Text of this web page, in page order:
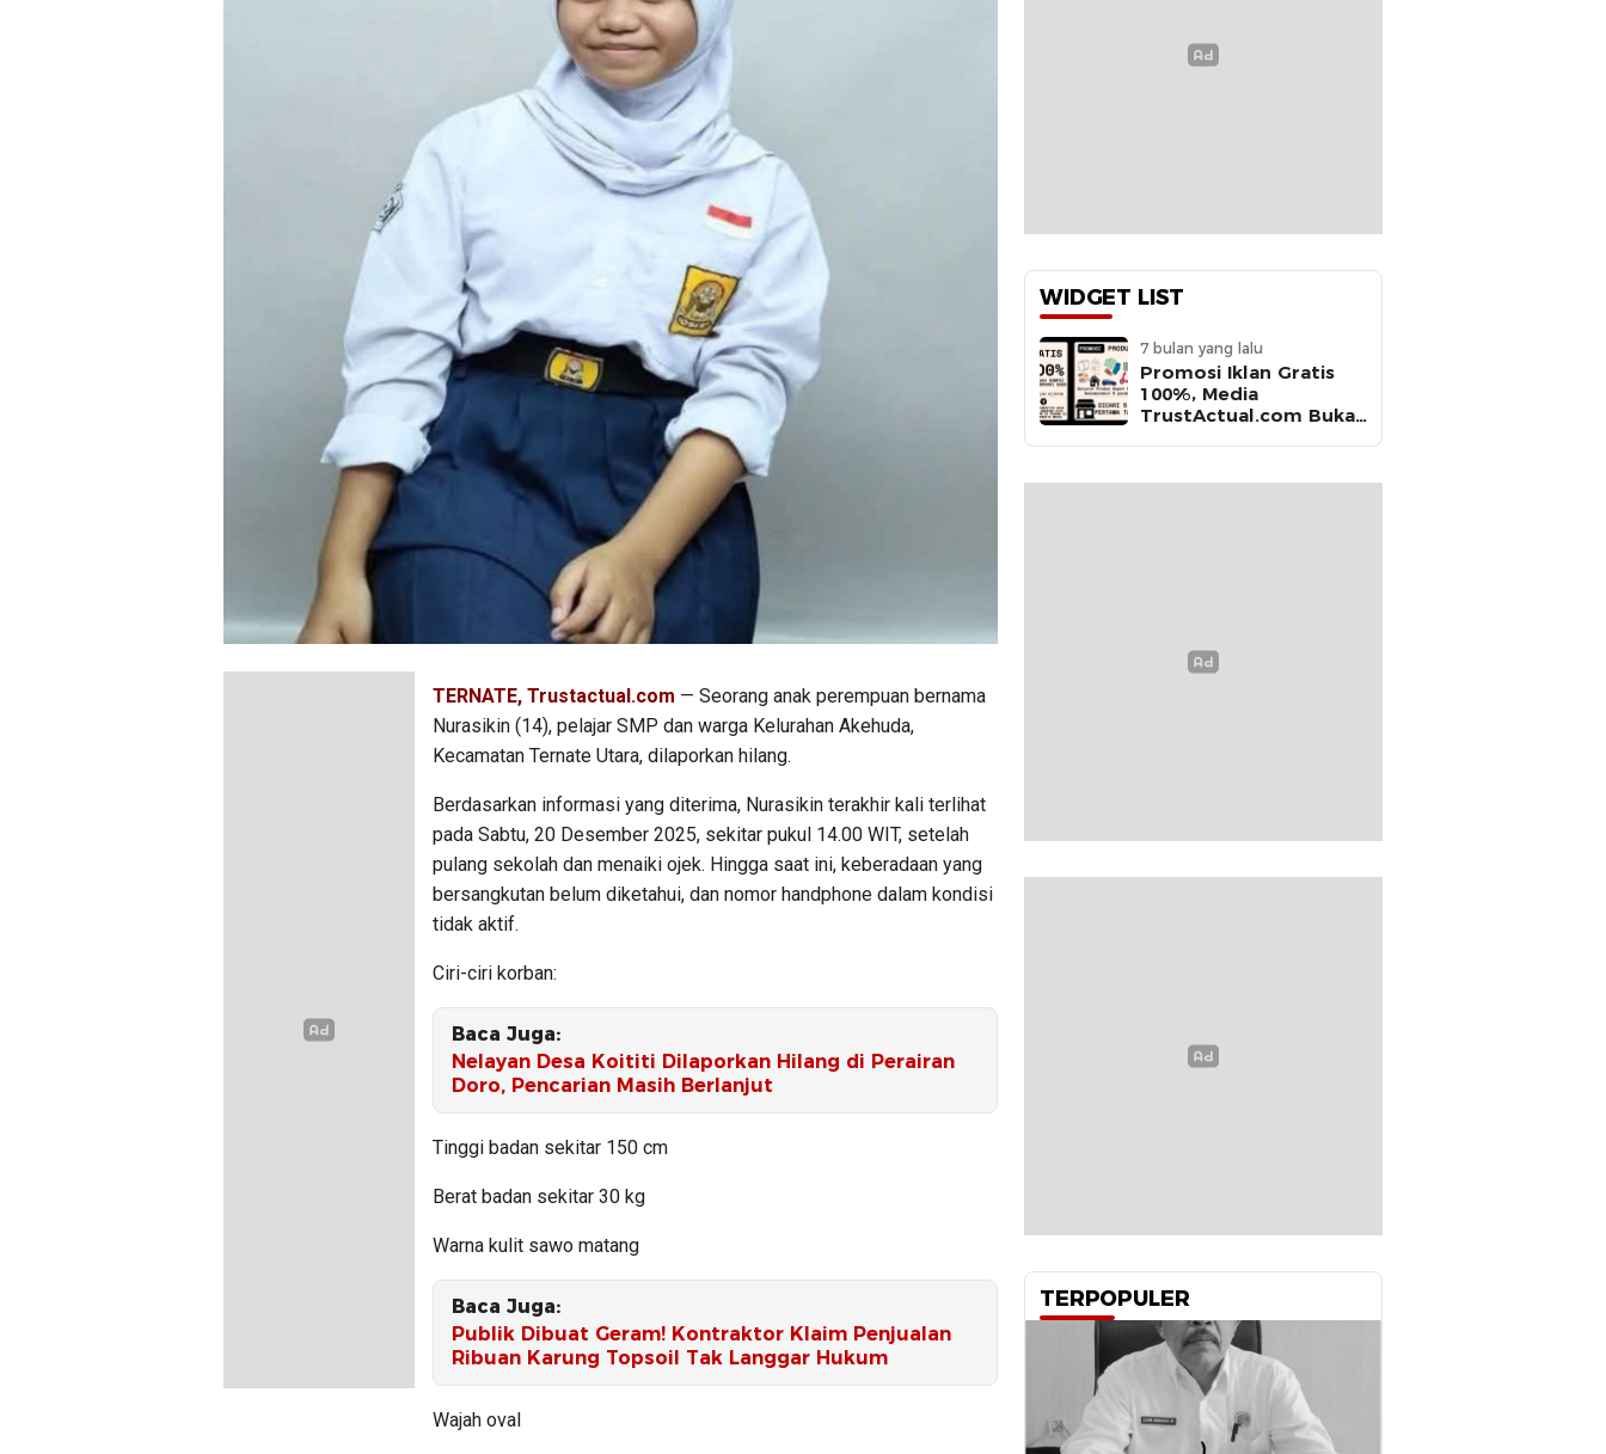
TERNATE, Trustactual.com — Seorang anak perempuan bernama
Nurasikin (14), pelajar SMP dan warga Kelurahan Akehuda,
Kecamatan Ternate Utara, dilaporkan hilang.
Berdasarkan informasi yang diterima, Nurasikin terakhir kali terlihat
pada Sabtu, 20 Desember 2025, sekitar pukul 14.00 WIT, setelah
pulang sekolah dan menaiki ojek. Hingga saat ini, keberadaan yang
bersangkutan belum diketahui, dan nomor handphone dalam kondisi
tidak aktif.
Ciri-ciri korban:
Baca Juga:
Nelayan Desa Koititi Dilaporkan Hilang di Perairan
Doro, Pencarian Masih Berlanjut
Tinggi badan sekitar 150 cm
Berat badan sekitar 30 kg
Warna kulit sawo matang
Baca Juga:
Publik Dibuat Geram! Kontraktor Klaim Penjualan
Ribuan Karung Topsoil Tak Langgar Hukum
Wajah oval
WIDGET LIST
7 bulan yang lalu
Promosi Iklan Gratis
100%, Media
TrustActual.com Buka
TERPOPULER